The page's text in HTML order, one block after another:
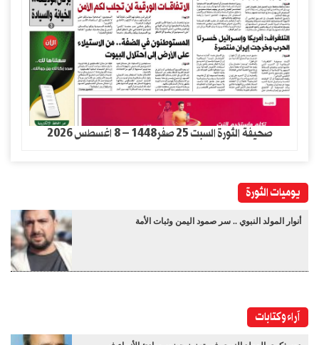
صحيفة الثورة السبت 25 صفر1448 – 8 اغسطس 2026
يوميات الثورة
أنوار المولد النبوي .. سر صمود اليمن وثبات الأمة
آراء وكتابات